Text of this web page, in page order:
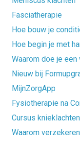
Fasciatherapie
Hoe bouw je
Hoe begin je met
Waarom doe je een
Nieuw bij
MijnZorgApp
Fysiotherapie na
Cursus
Waarom